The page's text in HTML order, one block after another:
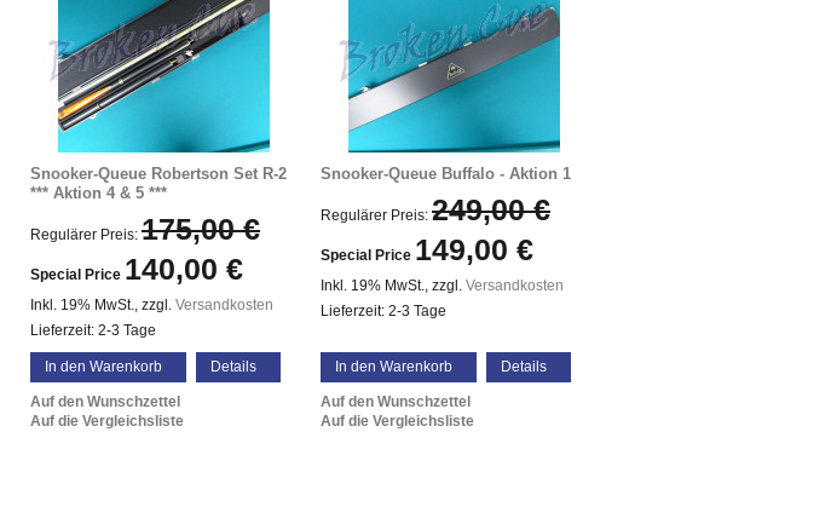
Snooker-Queue Robertson Set R-2
*** Aktion 4 & 5 ***
Regulärer Preis: 175,00 €
Special Price 140,00 €
Inkl. 19% MwSt., zzgl. Versandkosten
Lieferzeit: 2-3 Tage
In den Warenkorb Details
Auf den Wunschzettel
Auf die Vergleichsliste
Snooker-Queue Buffalo - Aktion 1
Regulärer Preis: 249,00 €
Special Price 149,00 €
Inkl. 19% MwSt., zzgl. Versandkosten
Lieferzeit: 2-3 Tage
In den Warenkorb Details
Auf den Wunschzettel
Auf die Vergleichsliste